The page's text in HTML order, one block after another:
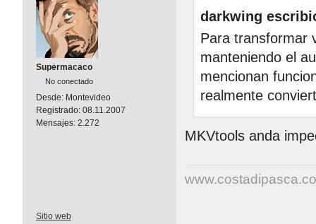
Supermacaco
No conectado
Desde: Montevideo
Registrado: 08.11.2007
Mensajes: 2.272
darkwing
Para transformar
manteniendo el
mencionan
realmente
MKVtools anda
Sitio web